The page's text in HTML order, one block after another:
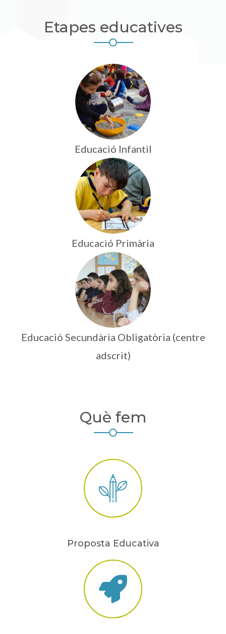
Etapes educatives
Educació Infantil
Educació Primària
Educació Secundària Obligatòria (centre
adscrit)
Què fem
Proposta Educativa